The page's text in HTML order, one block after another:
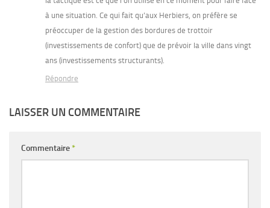
à une situation. Ce qui fait qu’aux Herbiers, on préfère se
préoccuper de la gestion des bordures de trottoir
(investissements de confort) que de prévoir la ville dans vingt
ans (investissements structurants).
Répondre
LAISSER UN COMMENTAIRE
Commentaire*